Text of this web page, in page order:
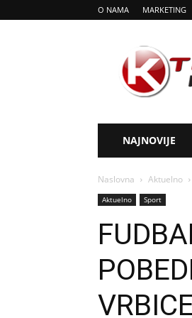
O NAMA MARKETING
Tv
Kladovo
NAJNOVIJE
Naslovna Aktuelno
Aktuelno Sport